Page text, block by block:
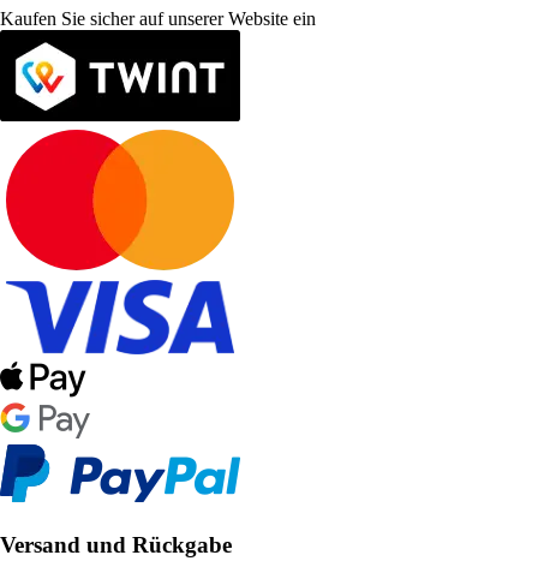
Kaufen Sie sicher auf unserer Website ein
Versand und Rückgabe